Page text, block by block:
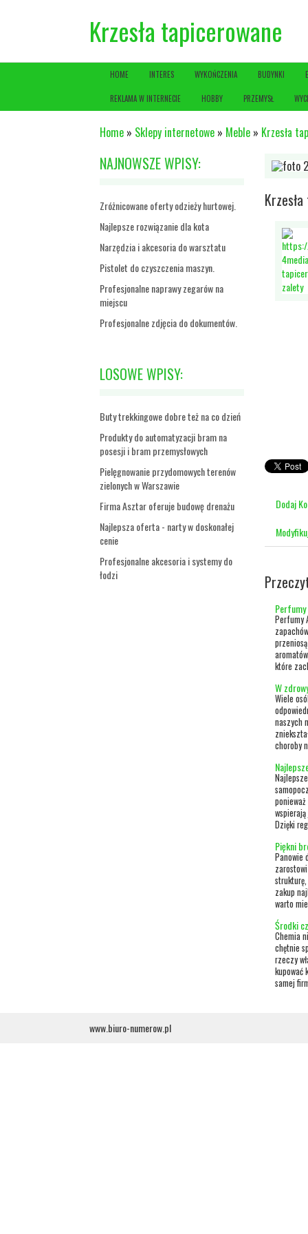
Krzesła tapicerowane
HOME INTERES WYKOŃCZENIA BUDYNKI
REKLAMA W INTERNECIE HOBBY PRZEMYSŁ
Home » Sklepy internetowe » Meble » Krzesła
NAJNOWSZE WPISY:
Zróżnicowane oferty odzieży hurtowej.
Najlepsze rozwiązanie dla kota
Narzędzia i akcesoria do warsztatu
Pistolet do czyszczenia maszyn.
Profesjonalne naprawy zegarów na
miejscu
Profesjonalne zdjęcia do dokumentów.
LOSOWE WPISY:
Buty trekkingowe dobre też na co dzień
Produkty do automatyzacji bram na
posesji i bram przemysłowych
Pielęgnowanie przydomowych terenów
zielonych w Warszawie
Firma Asztar oferuje budowę drenażu
Najlepsza oferta - narty w doskonałej
cenie
Profesjonalne akcesoria i systemy do
łodzi
Dodaj
Perfumy
które
W
Wiele
naszych
choroby
Dzięki
Piękni
Panowie
zakup
warto
Środki
Chemia
chętnie
rzeczy
kupować
samej
www.biuro-numerow.pl